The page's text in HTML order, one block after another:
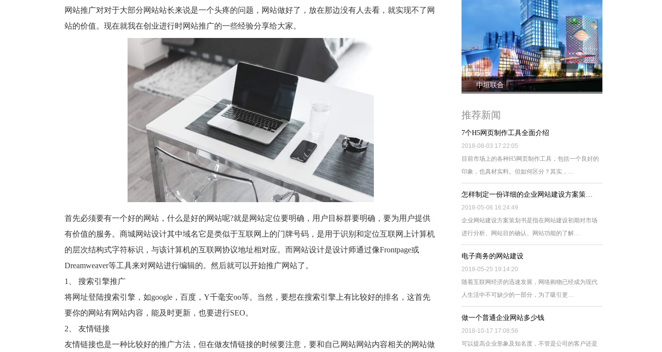
网站推广对对于大部分网站站长来说是一个头疼的问题，网站做好了，放在那边没有人去看，就实现不了网
站的价值。 现在就我在创业进行时网站推广的一些经验分享给大家。
首先必须要有一个好的网站，什么是好的网站呢?就是网站定位要明确，用户目标群要明确，要为用户提供
有价值的服务。商城网站设计其中域名它是类似于互联网上的门牌号码，是用于识别和定位互联网上计算机
的层次结构式字符标识，与该计算机的互联网协议地址相对应。而网站设计是设计师通过像Frontpage或
Dreamweaver等工具来对网站进行编辑的。然后就可以开始推广网站了。
1
、 搜索引擎推广
将网址登陆搜索引擎，如google，百度， Y千毫安oo等。当然，要想在搜索引擎上有比较好的排名，这首先
要你的网站有网站内容，能及时更新，也要进行SEO。
2 、 友情链接
友情链接也是一种比较好的推广方法，但在做友情链接的时候要注意，要和自己网站网站内容相关的网站做
中垣联合
推荐新闻
7个H5网页制作工具全面介绍
2018-08-03 17:22:05
目前市场上的各种H5网页制作工具，包括一个良好的
印象，也真材实料。但如何区分？其实，…
怎样制定一份详细的企业网站建设方案策…
2018-05-06 16:24:49
企业网站建设方案策划书是指在网站建设初期对市场
进行分析、网站目的确认、网站功能的了解…
电子商务的网站建设
2018-05-25 19:14:20
随着互联网经济的迅速发展，网络购物已经成为现代
人生活中不可缺少的一部分，为了吸引更…
做一个普通企业网站多少钱
2018-10-17 17:08:56
可以提高企业形象及知名度，不管是公司的客户还是